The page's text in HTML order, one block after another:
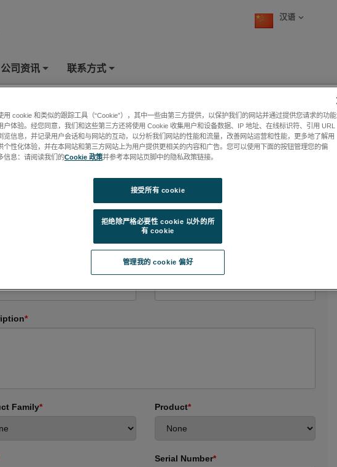
汉语
公司资讯 联系方式
& SIMS
worldwideare invited to submit a request using the
, our telephone hotline is available Monday through Friday, 8 AM to 5 PM
Company*
Subject*
*
Family* Product*
Serial Number*
用 cookie 和类似的跟踪工具（“Cookie”），其中一些由第三方提供，以保护我们的网站并通过提供您请求的功能
户体验。经您同意，我们和这些第三方还将使用 Cookie 收集用户和设备数据、IP 地址、在线标识符、引用 URL
览信息，并记录用户会话和与网站的互动，以分析我们网站的性能和流量，改善网站运营和性能，更多地了解用
个性化体验，并在本网站和第三方网站上为用户提供更相关的内容和广告。您可以使用下面的按钮管理您的偏
信息：请阅读我们的Cookie 政策并参考本网站页脚中的隐私政策链接。
管理我的 cookie 偏好
拒绝除严格必要性 cookie 以外的所
有 cookie
接受所有 cookie